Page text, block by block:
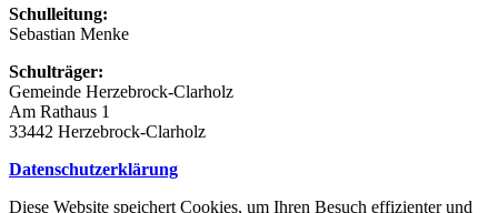
Schulleitung:
Sebastian Menke
Schulträger:
Gemeinde Herzebrock-Clarholz
Am Rathaus 1
33442 Herzebrock-Clarholz
Datenschutzerklärung
Diese Website speichert Cookies, um Ihren Besuch effizienter und